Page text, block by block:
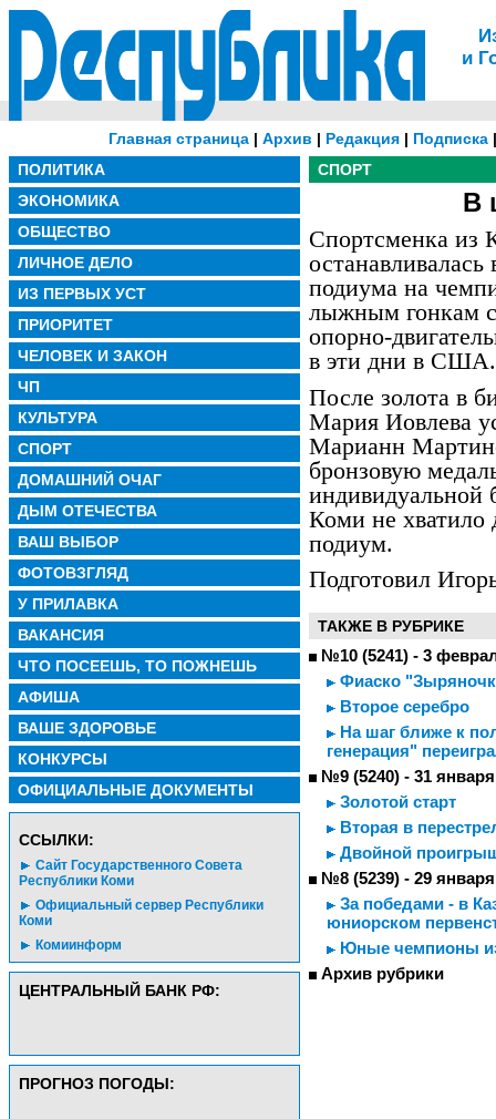
и
Главная страница | Архив | Редакция | Подписка
ПОЛИТИКА
ЭКОНОМИКА
ОБЩЕСТВО
ЛИЧНОЕ ДЕЛО
ИЗ ПЕРВЫХ УСТ
ПРИОРИТЕТ
ЧЕЛОВЕК И ЗАКОН
ЧП
КУЛЬТУРА
СПОРТ
ДОМАШНИЙ ОЧАГ
ДЫМ ОТЕЧЕСТВА
ВАШ ВЫБОР
ФОТОВЗГЛЯД
У ПРИЛАВКА
ВАКАНСИЯ
ЧТО ПОСЕЕШЬ, ТО ПОЖНЕШЬ
АФИША
ВАШЕ ЗДОРОВЬЕ
КОНКУРСЫ
ОФИЦИАЛЬНЫЕ ДОКУМЕНТЫ
CСЫЛКИ:
Сайт Государственного Совета
Республики Коми
Официальный сервер Республики
Коми
Комиинформ
ЦЕНТРАЛЬНЫЙ БАНК РФ:
ПРОГНОЗ ПОГОДЫ:
СПОРТ
В
Спортсменка из
подиума на
лыжным гонкам
опорно-
в эти дни в США.
После золота в
Мария Иовлева
Марианн
бронзовую
индивидуальной
Коми не хватило
подиум.
Подготовил
ТАКЖЕ В РУБРИКЕ
№10 (5241) - 3
Фиаско
Второе серебро
На шаг ближе к
генерация"
№9 (5240) - 31 января
Золотой старт
Вторая в
Двойной
№8 (5239) - 29 января
За победами - в
юниорском
Юные чемпионы
Архив рубрики